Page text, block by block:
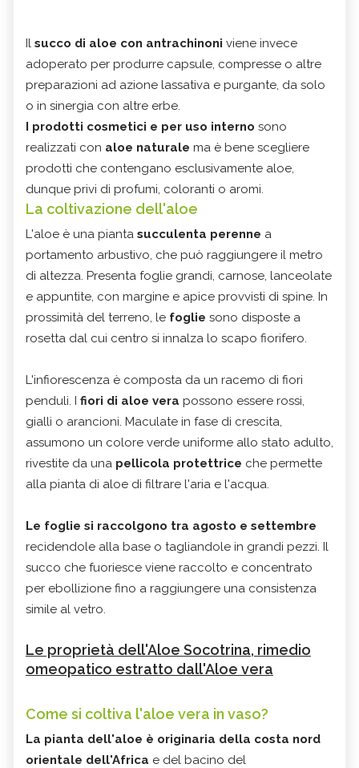
Il succo di aloe con antrachinoni viene invece
adoperato per produrre capsule, compresse o altre
preparazioni ad azione lassativa e purgante, da solo
o in sinergia con altre erbe.
I prodotti cosmetici e per uso interno sono
realizzati con aloe naturale ma è bene scegliere
prodotti che contengano esclusivamente aloe,
dunque privi di profumi, coloranti o aromi.
La coltivazione dell'aloe
L'aloe è una pianta succulenta perenne a
portamento arbustivo, che può raggiungere il metro
di altezza. Presenta foglie grandi, carnose, lanceolate
e appuntite, con margine e apice provvisti di spine. In
prossimità del terreno, le foglie sono disposte a
rosetta dal cui centro si innalza lo scapo fiorifero.
L'infiorescenza è composta da un racemo di fiori
penduli. I fiori di aloe vera possono essere rossi,
gialli o arancioni. Maculate in fase di crescita,
assumono un colore verde uniforme allo stato adulto,
rivestite da una pellicola protettrice che permette
alla pianta di aloe di filtrare l'aria e l'acqua.
Le foglie si raccolgono tra agosto e settembre
recidendole alla base o tagliandole in grandi pezzi. Il
succo che fuoriesce viene raccolto e concentrato
per ebollizione fino a raggiungere una consistenza
simile al vetro.
Le proprietà dell'Aloe Socotrina, rimedio
omeopatico estratto dall'Aloe vera
Come si coltiva l'aloe vera in vaso?
La pianta dell'aloe è originaria della costa nord
orientale dell'Africa e del bacino del